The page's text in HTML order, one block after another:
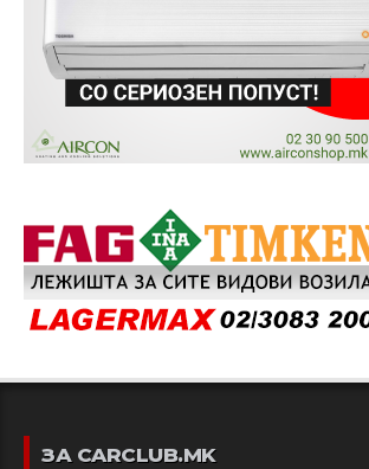
ЗА CARCLUB.MK